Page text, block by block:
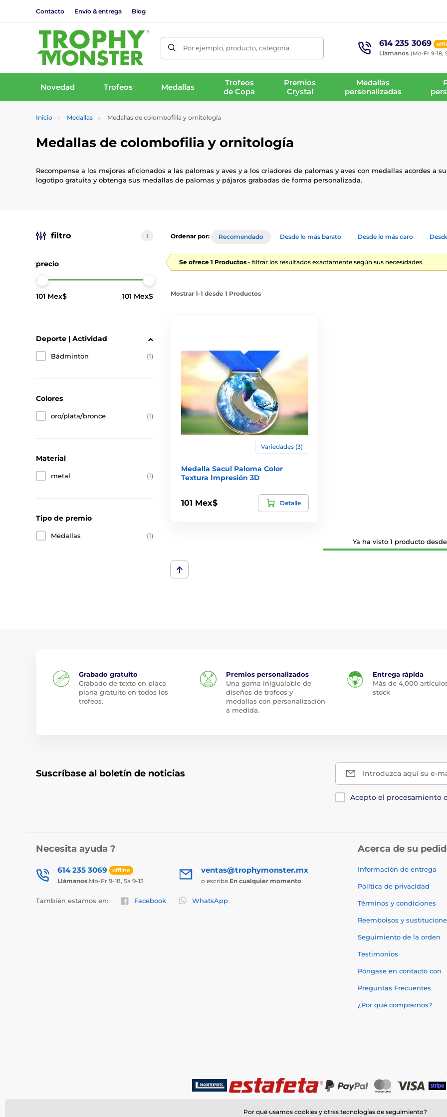
Contacto Envío & entrega Blog
Por ejemplo, producto, categoría 614 235 3069
Llámanos (Mo-Fr 9-18,
Novedad Trofeos Medallas
Trofeos
de Copa
Premios
Crystal
Medallas
personalizadas
Inicio Medallas Medallas de colombofilia y ornitología
Medallas de colombofilia y ornitología
Recompense a los mejores aficionados a las palomas y aves y a los criadores de palomas y aves con medallas acordes a
logotipo gratuita y obtenga sus medallas de palomas y pájaros grabadas de forma personalizada.
filtro 1
precio
101 Mex$ 101 Mex$
Deporte | Actividad
Bádminton (1)
Colores
oro/plata/bronce (1)
Material
metal (1)
Tipo de premio
Medallas (1)
Ordenar por: Recomendado Desde lo más barato Desde lo más caro
Se ofrece 1 Productos - filtrar los resultados exactamente según sus necesidades.
Mostrar 1-1 desde 1 Productos
Variedades (3)
Medalla Sacul Paloma Color
Textura Impresión 3D
101 Mex$ Detalle
Ya ha visto 1 producto desde
Grabado gratuito
Grabado de texto en placa
plana gratuito en todos los
trofeos.
Premios personalizados
Una gama inigualable de
diseños de trofeos y
medallas con personalización
a medida.
Entrega rápida
Más de 4,000
stock
Suscríbase al boletín de noticias Introduzca aquí su e-
Acepto el procesamiento
Necesita ayuda ?
614 235 3069 offline
Llámanos Mo-Fr 9-18, Sa 9-13
ventas@trophymonster.mx
o escriba En cualquier momento
También estamos en: Facebook WhatsApp
Acerca de su
Información de entrega
Política de privacidad
Términos y condiciones
Reembolsos y
Seguimiento de la orden
Testimonios
Póngase en contacto con
Preguntas Frecuentes
¿Por qué comprarnos?
Por qué usamos cookies y otras tecnologías de seguimiento?